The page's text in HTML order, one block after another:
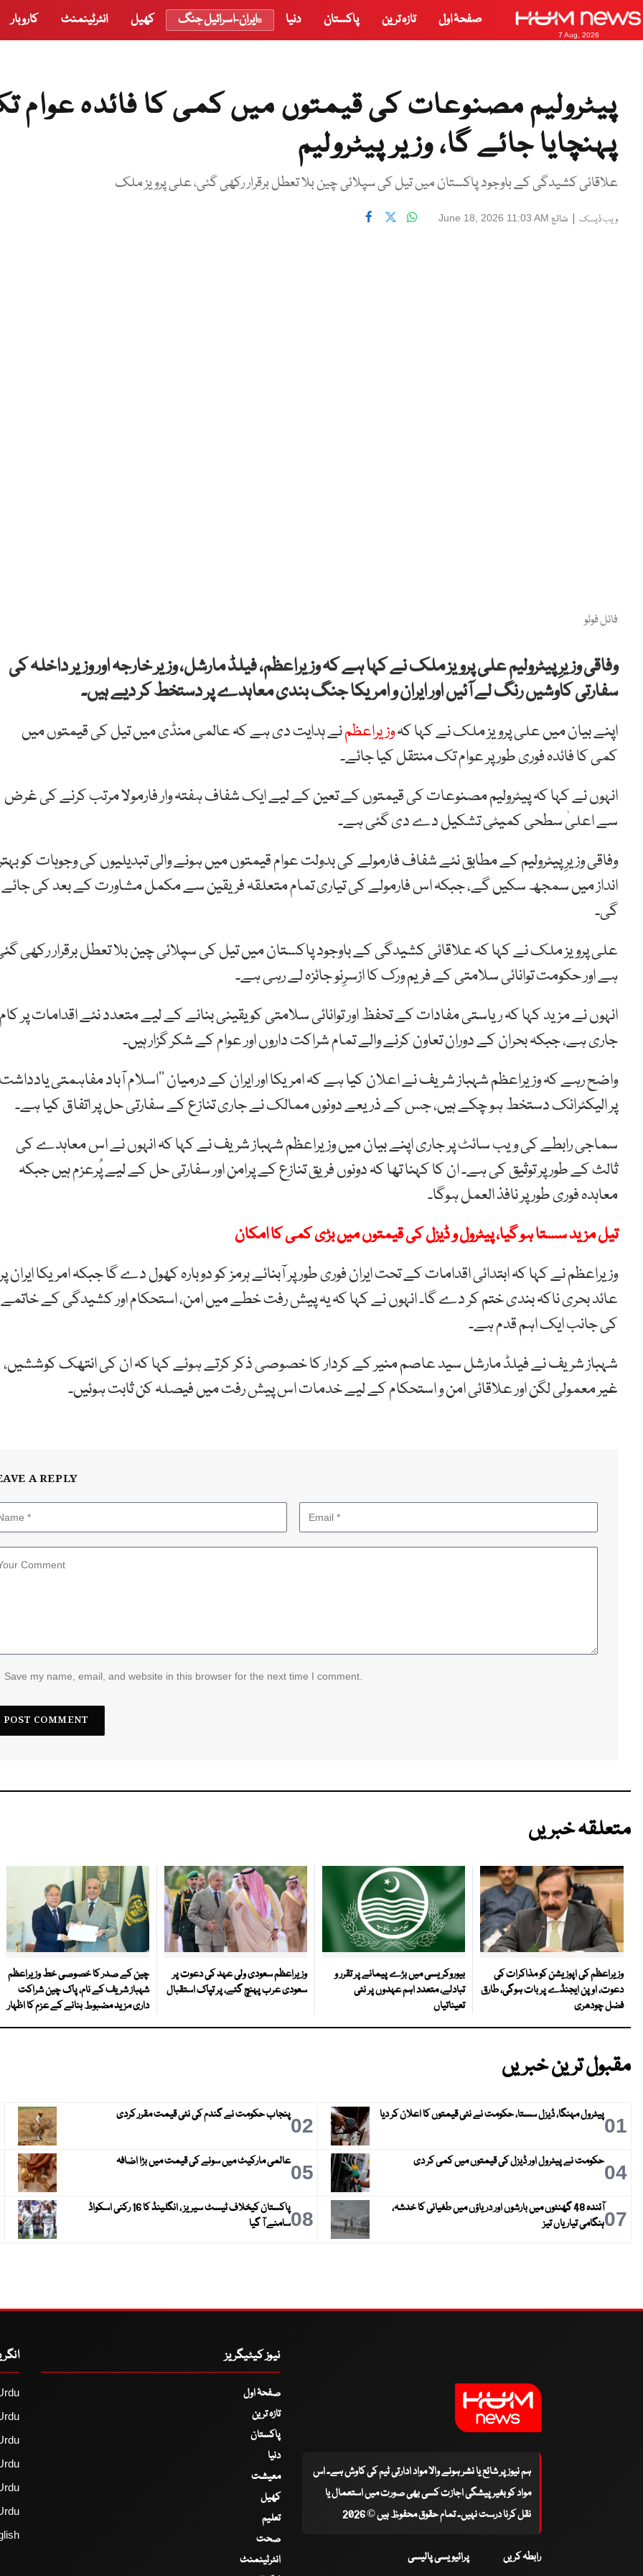
7 Aug, 2026
صفحۂ اول تازہ ترین پاکستان دنیا ایران-اسرائیل جنگ کھیل انٹرٹینمنٹ کاروبار
پیٹرولیم مصنوعات کی قیمتوں میں کمی کا فائدہ عوام
پہنچایا جائے گا، وزیر پیٹرولیم
علاقائی کشیدگی کے باوجود پاکستان میں تیل کی سپلائی چین بلا تعطل برقرار رکھی گئی، علی پرویز ملک
ویب ڈیسک | شائع June 18, 2026 11:03 AM
فائل فوٹو
وفاقی وزیرِ پیٹرولیم علی پرویز ملک نے کہا ہے کہ وزیراعظم، فیلڈ مارشل، وزیر خارجہ اور وزیر داخلہ کی
سفارتی کاوشیں رنگ لے آئیں اور ایران و امریکا جنگ بندی معاہدے پر دستخط کر دیے ہیں۔
اپنے بیان میں علی پرویز ملک نے کہا کہوزیراعظمنے ہدایت دی ہے کہ عالمی منڈی میں تیل کی قیمتوں میں
کمی کا فائدہ فوری طور پر عوام تک منتقل کیا جائے۔
انہوں نے کہا کہ پیٹرولیم مصنوعات کی قیمتوں کے تعین کے لیے ایک شفاف ہفتہ وار فارمولا مرتب کرنے کی غرض
سے اعلیٰ سطحی کمیٹی تشکیل دے دی گئی ہے۔
وفاقی وزیرِ پیٹرولیم کے مطابق نئے شفاف فارمولے کی بدولت عوام قیمتوں میں ہونے والی تبدیلیوں کی وجوہات کو
انداز میں سمجھ سکیں گے، جبکہ اس فارمولے کی تیاری تمام متعلقہ فریقین سے مکمل مشاورت کے بعد کی جائے
گی۔
علی پرویز ملک نے کہا کہ علاقائی کشیدگی کے باوجود پاکستان میں تیل کی سپلائی چین بلا تعطل برقرار رکھی
ہے اور حکومت توانائی سلامتی کے فریم ورک کا ازسرِنو جائزہ لے رہی ہے۔
انہوں نے مزید کہا کہ ریاستی مفادات کے تحفظ اور توانائی سلامتی کو یقینی بنانے کے لیے متعدد نئے اقدامات پر کام
جاری ہے، جبکہ بحران کے دوران تعاون کرنے والے تمام شراکت داروں اور عوام کے شکر گزار ہیں۔
واضح رہے کہ وزیراعظم شہباز شریف نے اعلان کیا ہے کہ امریکا اور ایران کے درمیان ’’اسلام آباد مفاہمتی
پر الیکٹرانک دستخط ہو چکے ہیں، جس کے ذریعے دونوں ممالک نے جاری تنازع کے سفارتی حل پر اتفاق کیا ہے۔
سماجی رابطے کی ویب سائٹ پر جاری اپنے بیان میں وزیراعظم شہباز شریف نے کہا کہ انہوں نے اس معاہدے کی
ثالث کے طور پر توثیق کی ہے۔ ان کا کہنا تھا کہ دونوں فریق تنازع کے پرامن اور سفارتی حل کے لیے پُرعزم ہیں جبکہ
معاہدہ فوری طور پر نافذ العمل ہوگا۔
تیل مزید سستا ہو گیا، پیٹرول و ڈیزل کی قیمتوں میں بڑی کمی کا امکان
وزیراعظم نے کہا کہ ابتدائی اقدامات کے تحت ایران فوری طور پر آبنائے ہرمز کو دوبارہ کھول دے گا جبکہ امریکا ایران پر
عائد بحری ناکہ بندی ختم کر دے گا۔ انہوں نے کہا کہ یہ پیش رفت خطے میں امن، استحکام اور کشیدگی کے خاتمے
کی جانب ایک اہم قدم ہے۔
شہباز شریف نے فیلڈ مارشل سید عاصم منیر کے کردار کا خصوصی ذکر کرتے ہوئے کہا کہ ان کی انتھک کوششیں،
غیر معمولی لگن اور علاقائی امن و استحکام کے لیے خدمات اس پیش رفت میں فیصلہ کن ثابت ہوئیں۔
A REPLY
Save my name, email, and website in this browser for the next time I comment.
متعلقہ خبریں
وزیراعظم کی اپوزیشن کو مذاکرات کی
دعوت، اوپن ایجنڈے پر بات ہوگی، طارق
فضل چودھری
بیوروکریسی میں بڑے پیمانے پر تقرر و
تبادلے، متعدد اہم عہدوں پر نئی
تعیناتیاں
وزیراعظم سعودی ولی عہد کی دعوت پر
سعودی عرب پہنچ گئے، پر تپاک استقبال
چین کے صدر کا خصوصی خط وزیراعظم
شہباز شریف کے نام، پاک چین شراکت
داری مزید مضبوط بنانے کے عزم کا اظہار
مقبول ترین خبریں
01پیٹرول مہنگا، ڈیزل سستا، حکومت نے نئی قیمتوں کا اعلان کر دیا 02پنجاب حکومت نے گندم کی نئی قیمت مقرر کردی
04حکومت نے پیٹرول اور ڈیزل کی قیمتوں میں کمی کر دی 05عالمی مارکیٹ میں سونے کی قیمت میں بڑا اضافہ
07
آئندہ 48 گھنٹوں میں بارشوں اور دریاؤں میں طغیانی کا خدشہ،
ہنگامی تیاریاں تیز
08
پاکستان کیخلاف ٹیسٹ سیریز ، انگلینڈ کا 16 رکنی اسکواڈ
سامنے آ گیا
ہم نیوز پر شائع یا نشر ہونے والا مواد ادارتی ٹیم کی کاوش ہے۔ اس
مواد کو بغیر پیشگی اجازت کسی بھی صورت میں استعمال یا
نقل کرنا درست نہیں۔ تمام حقوق محفوظ ہیں © 2026
رابطہ کریں پرائیویسی پالیسی
نیوز کیٹیگریز
صفحۂ اول
تازہ ترین
پاکستان
دنیا
معیشت
کھیل
تعلیم
صحت
انٹرٹینمنٹ